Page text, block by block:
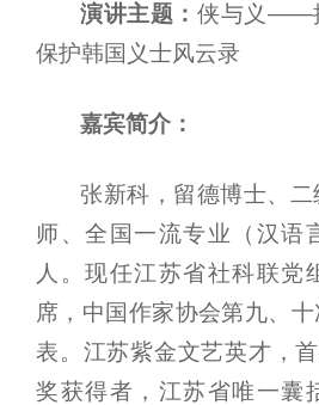
资料下载
演讲主题：侠与义——
保护韩国义士风云录
嘉宾简介：
张新科，留德博士、
师、全国一流专业（汉语
人。现任江苏省社科联党
席，中国作家协会第九、
表。江苏紫金文艺英才，
奖获得者，江苏省唯一囊